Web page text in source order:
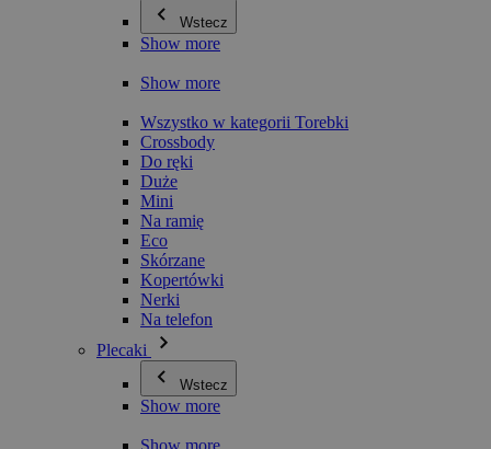
Wstecz
Show more
Show more
Wszystko w kategorii Torebki
Crossbody
Do ręki
Duże
Mini
Na ramię
Eco
Skórzane
Kopertówki
Nerki
Na telefon
Plecaki
Wstecz
Show more
Show more